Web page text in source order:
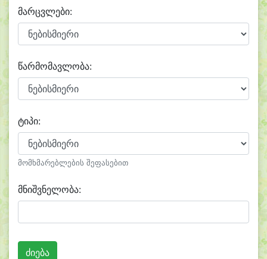
მარცვლები:
წარმომავლობა:
ტიპი:
მომხმარებლების შეფასებით
მნიშვნელობა: